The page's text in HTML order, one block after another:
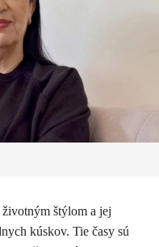
štýlom a jej
kúskov. Tie časy sú